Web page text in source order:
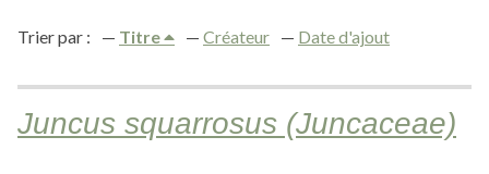
Trier par : Titre Créateur Date d'ajout
Juncus squarrosus (Juncaceae)